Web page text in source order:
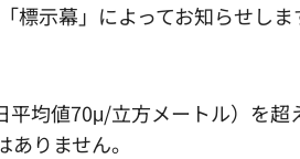
示幕」によってお知らせしま
均値70μ/立方メートル）を超
りません。